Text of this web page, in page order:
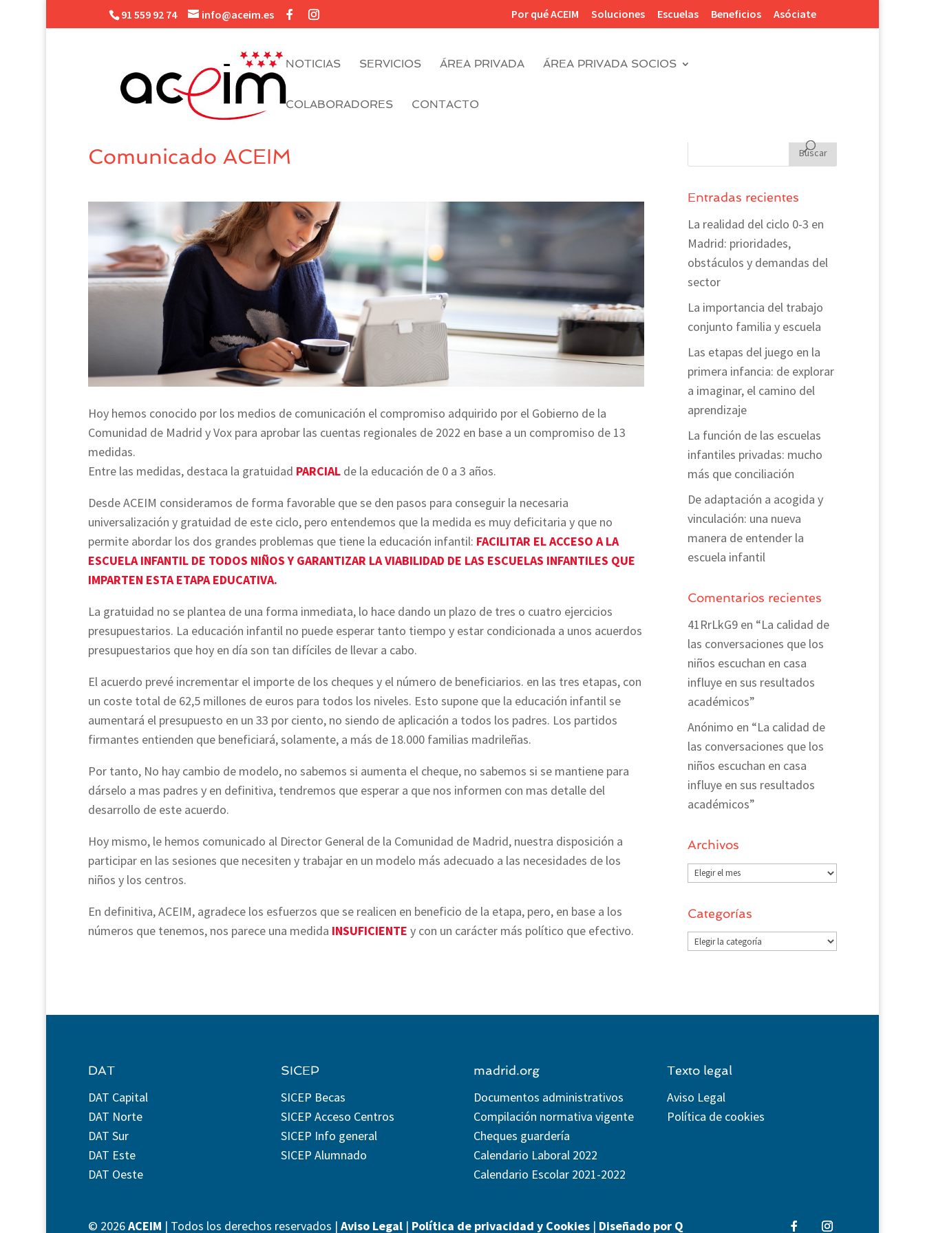
91 559 92 74 info@aceim.es Por qué ACEIM Soluciones Escuelas Beneficios Asóciate
NOTICIAS SERVICIOS ÁREA PRIVADA ÁREA PRIVADA SOCIOS
COLABORADORES CONTACTO
Comunicado ACEIM
Hoy hemos conocido por los medios de comunicación el compromiso adquirido por el Gobierno de la
Comunidad de Madrid y Vox para aprobar las cuentas regionales de 2022 en base a un compromiso de 13
medidas.
Entre las medidas, destaca la gratuidad PARCIALde la educación de 0 a 3 años.
Desde ACEIM consideramos de forma favorable que se den pasos para conseguir la necesaria
universalización y gratuidad de este ciclo, pero entendemos que la medida es muy deficitaria y que no
permite abordar los dos grandes problemas que tiene la educación infantil: FACILITAR EL ACCESO A LA
ESCUELA INFANTIL DE TODOS NIÑOS Y GARANTIZAR LA VIABILIDAD DE LAS ESCUELAS INFANTILES QUE
IMPARTEN ESTA ETAPA EDUCATIVA.
La gratuidad no se plantea de una forma inmediata, lo hace dando un plazo de tres o cuatro ejercicios
presupuestarios. La educación infantil no puede esperar tanto tiempo y estar condicionada a unos acuerdos
presupuestarios que hoy en día son tan difíciles de llevar a cabo.
El acuerdo prevé incrementar el importe de los cheques y el número de beneficiarios. en las tres etapas, con
un coste total de 62,5 millones de euros para todos los niveles. Esto supone que la educación infantil se
aumentará el presupuesto en un 33 por ciento, no siendo de aplicación a todos los padres. Los partidos
firmantes entienden que beneficiará, solamente, a más de 18.000 familias madrileñas.
Por tanto, No hay cambio de modelo, no sabemos si aumenta el cheque, no sabemos si se mantiene para
dárselo a mas padres y en definitiva, tendremos que esperar a que nos informen con mas detalle del
desarrollo de este acuerdo.
Hoy mismo, le hemos comunicado al Director General de la Comunidad de Madrid, nuestra disposición a
participar en las sesiones que necesiten y trabajar en un modelo más adecuado a las necesidades de los
niños y los centros.
En definitiva, ACEIM, agradece los esfuerzos que se realicen en beneficio de la etapa, pero, en base a los
números que tenemos, nos parece una medida INSUFICIENTE y con un carácter más político que efectivo.
Entradas recientes
La realidad del ciclo 0-3 en
Madrid: prioridades,
obstáculos y demandas del
sector
La importancia del trabajo
conjunto familia y escuela
Las etapas del juego en la
primera infancia: de explorar
a imaginar, el camino del
aprendizaje
La función de las escuelas
infantiles privadas: mucho
más que conciliación
De adaptación a acogida y
vinculación: una nueva
manera de entender la
escuela infantil
Comentarios recientes
41RrLkG9en “La calidad de
las conversaciones que los
niños escuchan en casa
influye en sus resultados
académicos”
Anónimo en “La calidad de
las conversaciones que los
niños escuchan en casa
influye en sus resultados
académicos”
Archivos
Archivos
Categorías
Categorías
DAT
DAT Capital
DAT Norte
DAT Sur
DAT Este
DAT Oeste
SICEP
SICEP Becas
SICEP Acceso Centros
SICEP Info general
SICEP Alumnado
madrid.org
Documentos administrativos
Compilación normativa vigente
Cheques guardería
Calendario Laboral 2022
Calendario Escolar 2021-2022
Texto legal
Aviso Legal
Política de cookies
© 2026ACEIM | Todos los derechos reservados | Aviso Legal| Política de privacidad y Cookies| Diseñado por Q